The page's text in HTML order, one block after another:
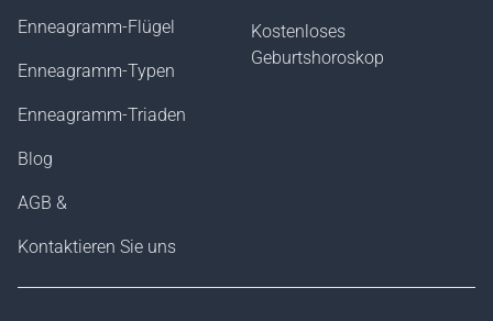
Enneagramm-Flügel
Enneagramm-Typen
Enneagramm-Triaden
Blog
AGB &
Kontaktieren Sie uns
Kostenloses
Geburtshoroskop